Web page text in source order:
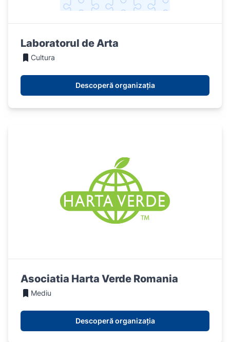
Laboratorul de Arta
Cultura
Descoperă organizația
Asociatia Harta Verde Romania
Mediu
Descoperă organizația